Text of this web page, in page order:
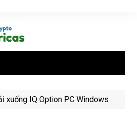
xuống IQ Option PC Windows